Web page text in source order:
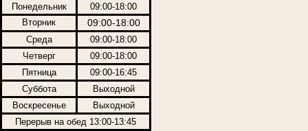
Понедельник
09:00-18:00
Вторник
09:00-18:00
Среда
09:00-18:00
Четверг
09:00-18:00
Пятница
09:00-16:45
Суббота
Выходной
Воскресенье
Выходной
Перерыв на обед 13:00-13:45